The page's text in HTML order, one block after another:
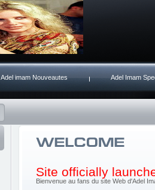
Adel imam Nouveautes Adel Imam
Site officially
Bienvenue au fans du site Web d'Adel